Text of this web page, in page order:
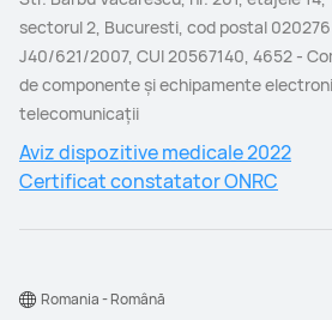
sectorul 2, Bucuresti, cod postal 020276
J40/621/2007, CUI 20567140, 4652 -
de componente şi echipamente
telecomunicaţii
Aviz dispozitive medicale 2022
Certificat constatator ONRC
Romania - Română